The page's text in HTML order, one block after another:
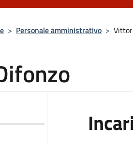
> Personale amministrativo >